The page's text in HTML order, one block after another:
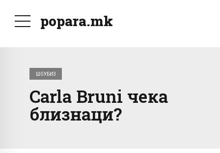
popara.mk
ШОУБИЗ
Carla Bruni чека
близнаци?